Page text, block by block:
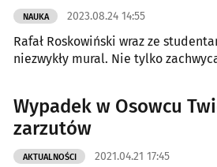
NAUKA 2023.08.24 14:55
Rafał Roskowiński wraz ze
niezwykły mural. Nie tylko
Wypadek w Osowcu
zarzutów
AKTUALNOŚCI 2021.04.21 17:45